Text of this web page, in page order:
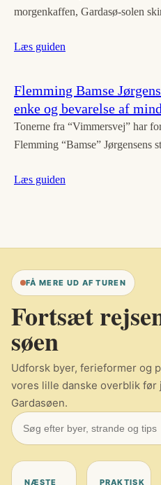
morgenkaffen, Gardasø-solen
Læs guiden
Flemming Bamse
enke og bevarelse af
Tonerne fra “Vimmersvej” har
Flemming “Bamse” Jørgensens
Læs guiden
FÅ MERE UD AF TUREN
Fortsæt
søen
Udforsk byer, ferieformer og
vores lille danske overblik
Gardasøen.
NÆSTE PRAKTISK